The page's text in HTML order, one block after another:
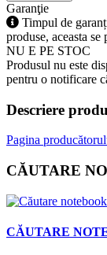
Garanţie
Timpul de
produse, aceasta
NU E PE STOC
Produsul nu este
pentru o notificare
Descriere
Pagina
CĂUTARE
CĂUTARE